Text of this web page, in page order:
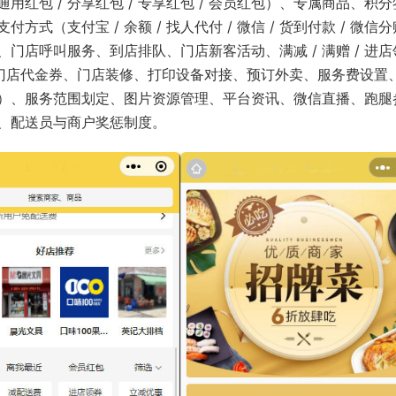
付方式（支付宝 / 余额 / 找人代付 / 微信 / 货到付款 / 微信
门店呼叫服务、到店排队、门店新客活动、满减 / 满赠 / 进店
代金券、门店装修、打印设备对接、预订外卖、服务费设置
服务范围划定、图片资源管理、平台资讯、微信直播、跑腿
送员与商户奖惩制度。